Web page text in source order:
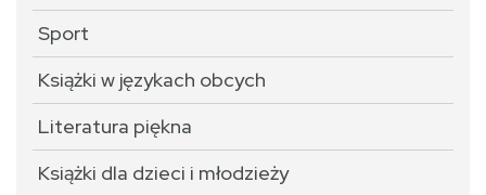
Sport
Książki w językach obcych
Literatura piękna
Książki dla dzieci i młodzieży